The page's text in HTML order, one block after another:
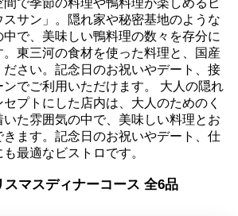
間で季節の料理や鴨料理が楽しめるビ
サン」。隠れ家や秘密基地のような
で、美味しい鴨料理の数々を存分に
。東三河の食材を使った料理と、国産
ださい。記念日のお祝いやデート、接
でご利用いただけます。 大人の隠れ
プトにした店内は、大人のためのく
た雰囲気の中で、美味しい料理とお
ます。記念日のお祝いやデート、仕
最適なビストロです。
スマスディナーコース 全6品